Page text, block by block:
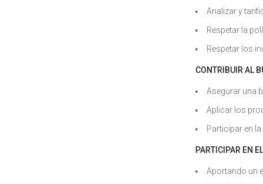
Analizar y
Respetar la
Respetar los
CONTRIBUIR AL
Asegurar una
Aplicar los
Participar en
PARTICIPAR EN
Aportando un